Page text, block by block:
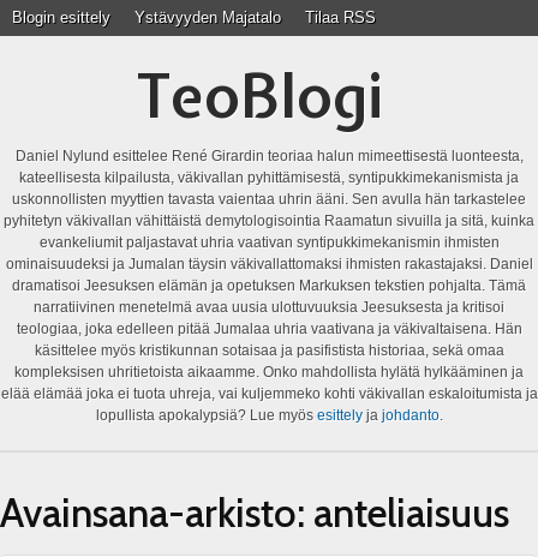
Blogin esittely Ystävyyden Majatalo Tilaa RSS
TeoBlogi
Daniel Nylund esittelee René Girardin teoriaa halun mimeettisestä luonteesta,
kateellisesta kilpailusta, väkivallan pyhittämisestä, syntipukkimekanismista ja
uskonnollisten myyttien tavasta vaientaa uhrin ääni. Sen avulla hän tarkastelee
pyhitetyn väkivallan vähittäistä demytologisointia Raamatun sivuilla ja sitä, kuinka
evankeliumit paljastavat uhria vaativan syntipukkimekanismin ihmisten
ominaisuudeksi ja Jumalan täysin väkivallattomaksi ihmisten rakastajaksi. Daniel
dramatisoi Jeesuksen elämän ja opetuksen Markuksen tekstien pohjalta. Tämä
narratiivinen menetelmä avaa uusia ulottuvuuksia Jeesuksesta ja kritisoi
teologiaa, joka edelleen pitää Jumalaa uhria vaativana ja väkivaltaisena. Hän
käsittelee myös kristikunnan sotaisaa ja pasifistista historiaa, sekä omaa
kompleksisen uhritietoista aikaamme. Onko mahdollista hylätä hylkääminen ja
elää elämää joka ei tuota uhreja, vai kuljemmeko kohti väkivallan eskaloitumista ja
lopullista apokalypsiä? Lue myös esittelyja johdanto.
Avainsana-arkisto: anteliaisuus